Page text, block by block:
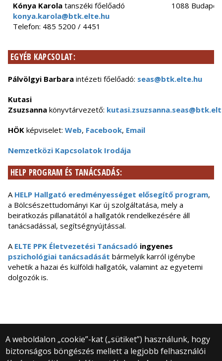
Kónya Karola tanszéki főelőadó
konya.karola@btk.elte.hu
Telefon: 485 5200 / 4451
1088
EGYÉB KAPCSOLAT:
Pálvölgyi Barbara intézeti főelőadó: seas@btk.elte.hu
Kutasi
Zsuzsanna könyvtárvezető:
HÖK képviselet: Web, Facebook, Email
Nemzetközi Kapcsolatok Irodája
HELP PROGRAM ÉS TANÁCSADÁS:
A HELP Hallgató eredményességet elősegítő program,
a Bölcsészettudományi Kar új szolgáltatása, mely a
beiratkozás pillanatától a hallgatók rendelkezésére áll
tanácsadással, segítségnyújtással.
A ELTE PPK Életvezetési Tanácsadó ingyenes
pszichológiai tanácsadását bármelyik karról igénybe
vehetik a hazai és külföldi hallgatók, valamint az egyetemi
dolgozók is.
A weboldalon „cookie”-kat („sütiket”) használunk, hogy
biztonságos böngészés mellett a legjobb felhasználói
© 2025 Eötvös Loránd Tudományegyetem